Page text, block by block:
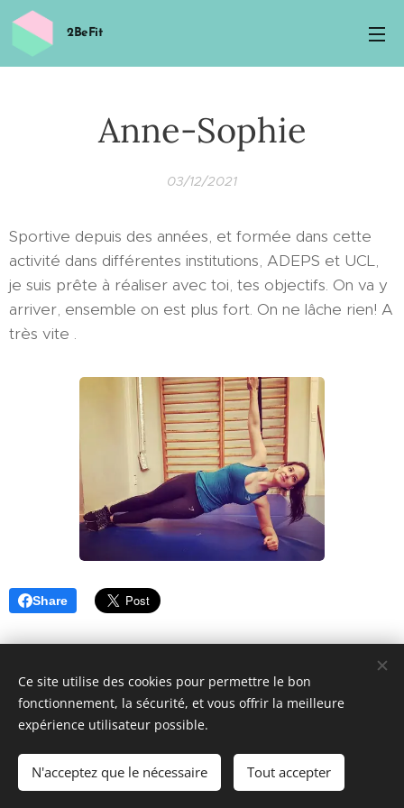
2BeFit
Anne-Sophie
03/12/2021
Sportive depuis des années, et formée dans cette
activité dans différentes institutions, ADEPS et UCL,
je suis prête à réaliser avec toi, tes objectifs. On va y
arriver, ensemble on est plus fort. On ne lâche rien! A
très vite .
Share
Mogelijk gemaakt door
Langues
Français
Ce site utilise des cookies pour permettre le bon
fonctionnement, la sécurité, et vous offrir la meilleure
expérience utilisateur possible.
N'acceptez que le nécessaire Tout accepter